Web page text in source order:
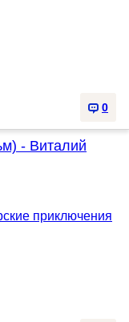
0
- Виталий
приключения